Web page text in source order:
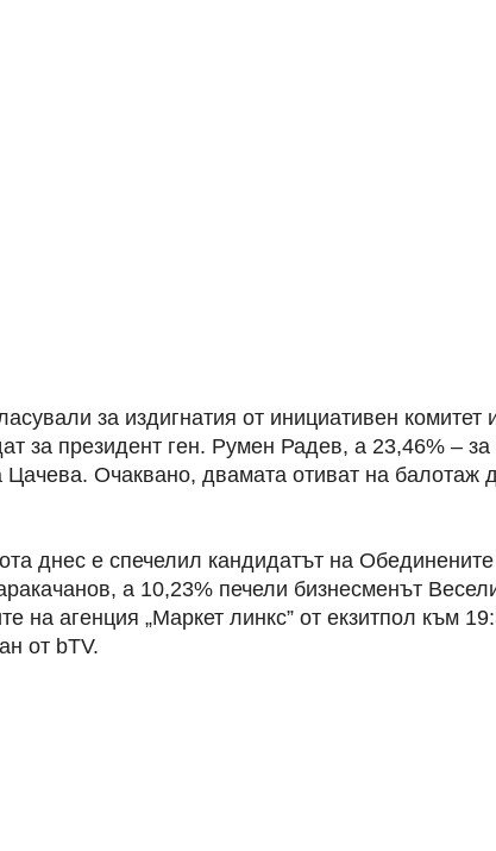
за издигнатия от инициативен комитет
за президент ген. Румен Радев, а 23,46% – за
Очаквано, двамата отиват на балотаж
днес е спечелил кандидатът на Обединените
а 10,23% печели бизнесменът
на агенция „Маркет линкс” от екзитпол към
от bTV.